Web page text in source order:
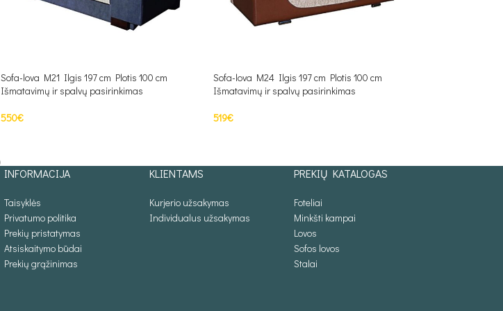
Sofa-lova M21 Ilgis 197 cm Plotis 100 cm
Išmatavimų ir spalvų pasirinkimas
550€
Sofa-lova M24 Ilgis 197 cm Plotis 100 cm
Išmatavimų ir spalvų pasirinkimas
519€
INFORMACIJA
Taisyklės
Privatumo politika
Prekių pristatymas
Atsiskaitymo būdai
Prekių grąžinimas
KLIENTAMS
Kurjerio užsakymas
Individualus užsakymas
PREKIŲ KATALOGAS
Foteliai
Minkšti kampai
Lovos
Sofos lovos
Stalai